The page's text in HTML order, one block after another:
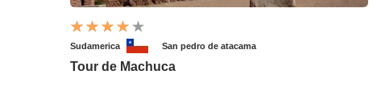
Sudamerica San pedro de atacama
Tour de Machuca